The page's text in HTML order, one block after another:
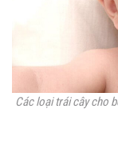
Các loại trái cây cho